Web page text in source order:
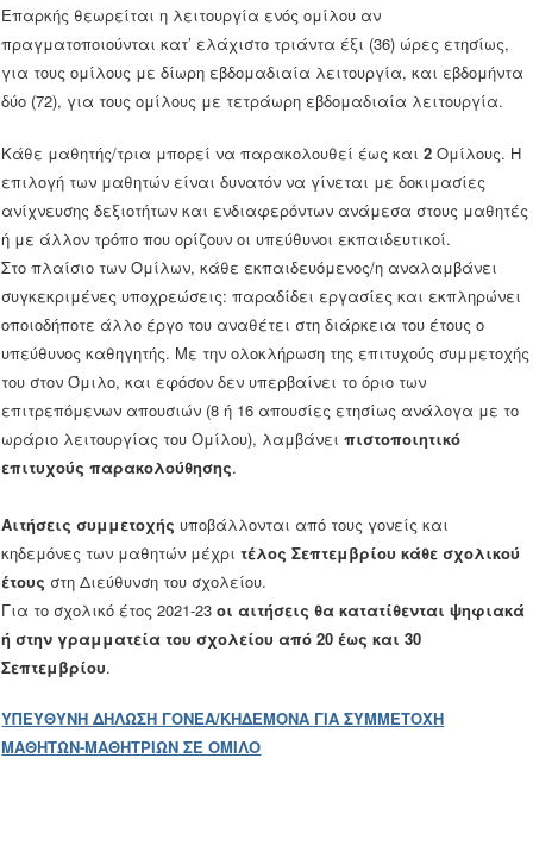
Επαρκής θεωρείται η λειτουργία ενός ομίλου αν
πραγματοποιούνται κατ’ ελάχιστο τριάντα έξι (36) ώρες ετησίως,
για τους ομίλους με δίωρη εβδομαδιαία λειτουργία, και εβδομήντα
δύο (72), για τους ομίλους με τετράωρη εβδομαδιαία λειτουργία.
Κάθε μαθητής/τρια μπορεί να παρακολουθεί έως και2Ομίλους. Η
επιλογή των μαθητών είναι δυνατόν να γίνεται με δοκιμασίες
ανίχνευσης δεξιοτήτων και ενδιαφερόντων ανάμεσα στους μαθητές
ή με άλλον τρόπο που ορίζουν οι υπεύθυνοι εκπαιδευτικοί.
Στο πλαίσιο των Ομίλων, κάθε εκπαιδευόμενος/η αναλαμβάνει
συγκεκριμένες υποχρεώσεις: παραδίδει εργασίες και εκπληρώνει
οποιοδήποτε άλλο έργο του αναθέτει στη διάρκεια του έτους ο
υπεύθυνος καθηγητής. Με την ολοκλήρωση της επιτυχούς συμμετοχής
του στον Όμιλο, και εφόσον δεν υπερβαίνει το όριο των
επιτρεπόμενων απουσιών (8 ή 16 απουσίες ετησίως ανάλογα με το
ωράριο λειτουργίας του Ομίλου), λαμβάνειπιστοποιητικό
επιτυχούς παρακολούθησης.
Αιτήσεις συμμετοχής υποβάλλονται από τους γονείς και
κηδεμόνες των μαθητών μέχριτέλος Σεπτεμβρίου κάθε σχολικού
έτους στη Διεύθυνση του σχολείου.
Για το σχολικό έτος 2021-23οι αιτήσεις θα κατατίθενται ψηφιακά
ή στην γραμματεία του σχολείου από 20 έως και 30
Σεπτεμβρίου.
ΥΠΕΥΘΥΝΗ ΔΗΛΩΣΗ ΓΟΝΕΑ/ΚΗΔΕΜΟΝΑ ΓΙΑ ΣΥΜΜΕΤΟΧΗ
ΜΑΘΗΤΩΝ-ΜΑΘΗΤΡΙΩΝ ΣΕ ΟΜΙΛΟ